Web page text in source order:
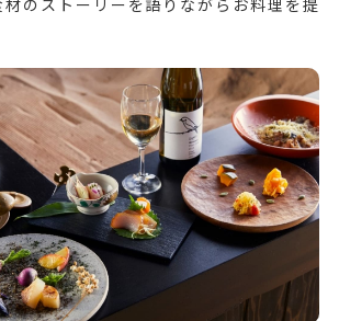
材のストーリーを語りながらお料理を提